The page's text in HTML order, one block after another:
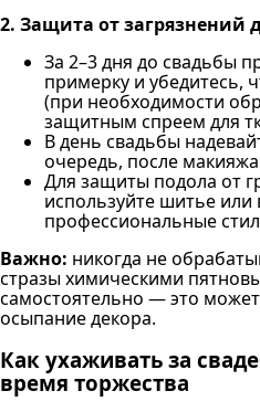
2. Защита от загрязнений
За 2–3 дня до свадьбы
примерку и убедитесь,
(при необходимости
защитным спреем для
В день свадьбы
очередь, после
Для защиты подола от
используйте шитье
профессиональные
Важно: никогда не
стразы химическими
самостоятельно — это
осыпание декора.
Как ухаживать за
время торжества